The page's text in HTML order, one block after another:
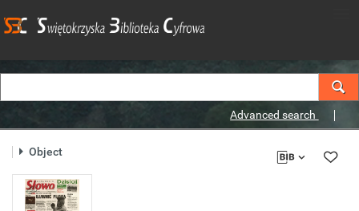
Advanced search
Object